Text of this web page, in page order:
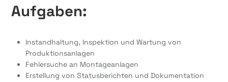
Aufgaben:
Instandhaltung, Inspektion und Wartung von
Produktionsanlagen
Fehlersuche an Montageanlagen
Erstellung von Statusberichten und Dokumentation